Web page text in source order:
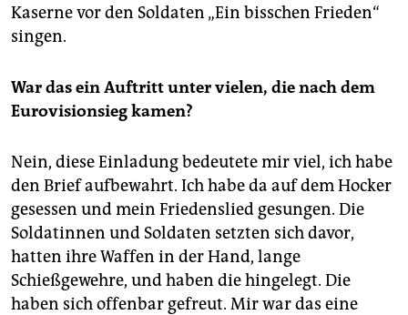
Kaserne vor den Soldaten „Ein bisschen Frieden“
singen.
War das ein Auftritt unter vielen, die nach dem
Eurovisionsieg kamen?
Nein, diese Einladung bedeutete mir viel, ich habe
den Brief aufbewahrt. Ich habe da auf dem Hocker
gesessen und mein Friedenslied gesungen. Die
Soldatinnen und Soldaten setzten sich davor,
hatten ihre Waffen in der Hand, lange
Schießgewehre, und haben die hingelegt. Die
haben sich offenbar gefreut. Mir war das eine